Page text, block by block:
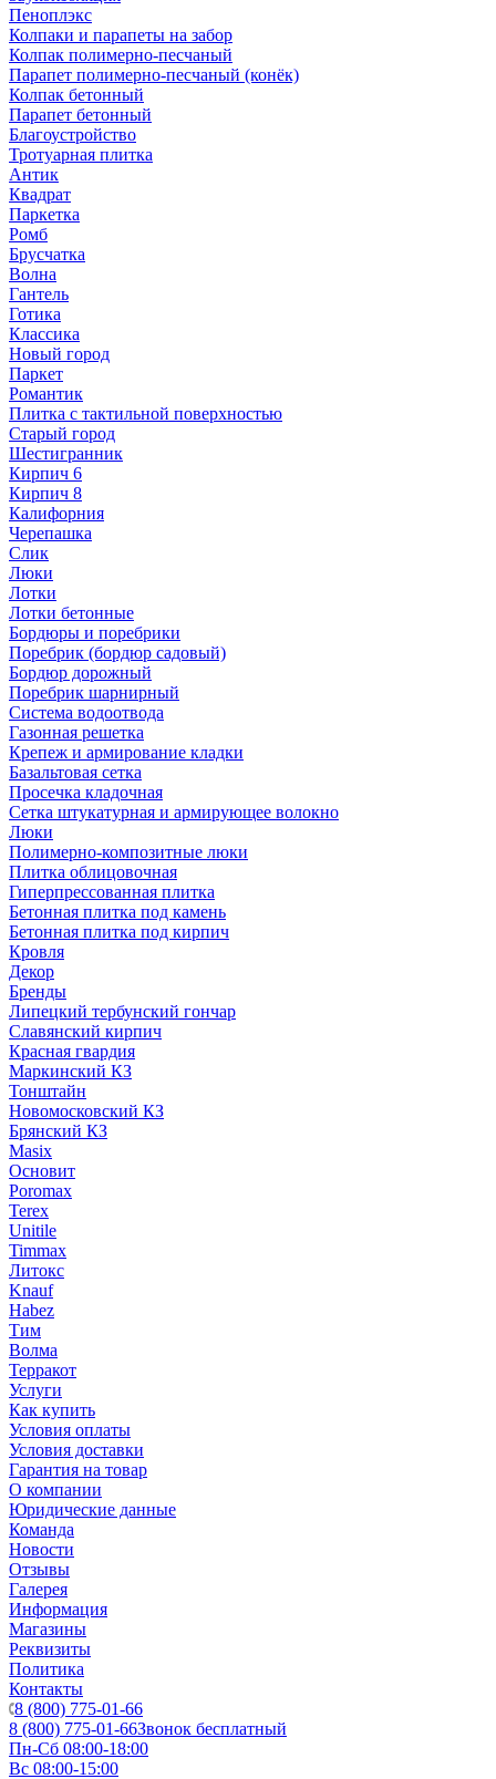
Пеноплэкс
Колпаки и парапеты на забор
Колпак полимерно-песчаный
Парапет полимерно-песчаный (конёк)
Колпак бетонный
Парапет бетонный
Благоустройство
Тротуарная плитка
Антик
Квадрат
Паркетка
Ромб
Брусчатка
Волна
Гантель
Готика
Классика
Новый город
Паркет
Романтик
Плитка с тактильной поверхностью
Старый город
Шестигранник
Кирпич 6
Кирпич 8
Калифорния
Черепашка
Слик
Люки
Лотки
Лотки бетонные
Бордюры и поребрики
Поребрик (бордюр садовый)
Бордюр дорожный
Поребрик шарнирный
Система водоотвода
Газонная решетка
Крепеж и армирование кладки
Базальтовая сетка
Просечка кладочная
Сетка штукатурная и армирующее волокно
Люки
Полимерно-композитные люки
Плитка облицовочная
Гиперпрессованная плитка
Бетонная плитка под камень
Бетонная плитка под кирпич
Кровля
Декор
Бренды
Липецкий тербунский гончар
Славянский кирпич
Красная гвардия
Маркинский КЗ
Тонштайн
Новомосковский КЗ
Брянский КЗ
Masix
Основит
Poromax
Terex
Unitile
Timmax
Литокс
Knauf
Habez
Тим
Волма
Терракот
Услуги
Как купить
Условия оплаты
Условия доставки
Гарантия на товар
О компании
Юридические данные
Команда
Новости
Отзывы
Галерея
Информация
Магазины
Реквизиты
Политика
Контакты
8 (800) 775-01-66
8 (800) 775-01-66Звонок бесплатный
Пн-Сб 08:00-18:00
Вс 08:00-15:00